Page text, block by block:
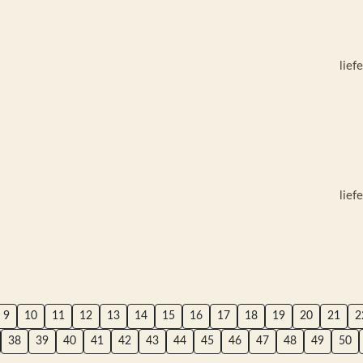
9 10 11 12 13 14 15 16 17 18 19 20 21
38 39 40 41 42 43 44 45 46 47 48 49 50